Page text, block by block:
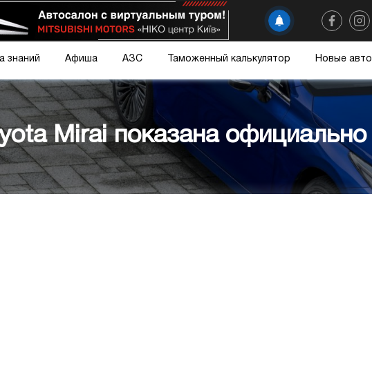
знаний Афиша АЗС Таможенный калькулятор Новые авто
Mirai показана официально